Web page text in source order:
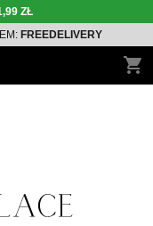
ZŁ
FREEDELIVERY
shopping_cart